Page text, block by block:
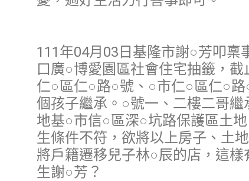
111年04月03日基隆市謝○芳叩
口廣○博愛園區社會住宅抽籤，
仁○區仁○路○號、○市仁○區仁○
個孩子繼承。○號一、二樓二哥
地基○市信○區深○坑路保護區土
生條件不符，欲將以上房子、土
將戶籍遷移兒子林○辰的店，這
生謝○芳？